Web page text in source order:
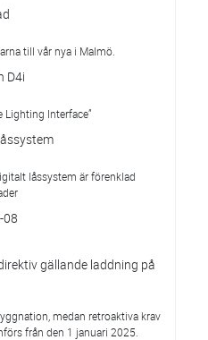
till vår nya i Malmö.
D4i
Lighting Interface”
låssystem är förenklad
08
gällande laddning på
medan retroaktiva krav
från den 1 januari 2025.